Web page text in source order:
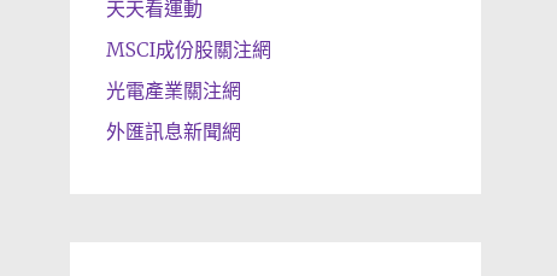
天天看運動
MSCI成份股關注網
光電產業關注網
外匯訊息新聞網